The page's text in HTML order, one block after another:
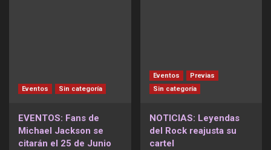
Eventos Sin categoría
EVENTOS: Fans de
Michael Jackson se
citarán el 25 de Junio
Eventos
Previas
Sin categoría
NOTICIAS: Leyendas
del Rock reajusta su
cartel